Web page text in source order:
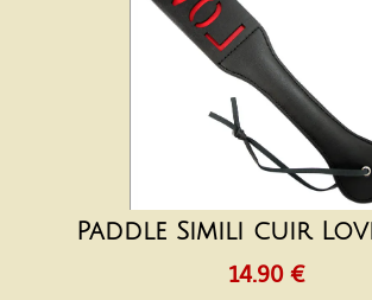
Paddle Simili cuir
14.90 €